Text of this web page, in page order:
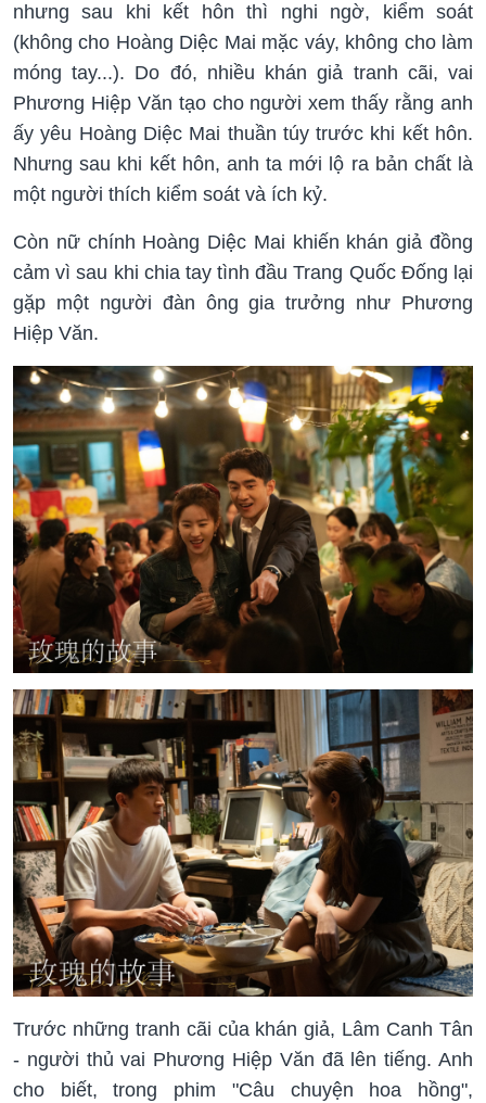
nhưng sau khi kết hôn thì nghi ngờ, kiểm soát
(không cho Hoàng Diệc Mai mặc váy, không cho làm
móng tay...). Do đó, nhiều khán giả tranh cãi, vai
Phương Hiệp Văn tạo cho người xem thấy rằng anh
ấy yêu Hoàng Diệc Mai thuần túy trước khi kết hôn.
Nhưng sau khi kết hôn, anh ta mới lộ ra bản chất là
một người thích kiểm soát và ích kỷ.
Còn nữ chính Hoàng Diệc Mai khiến khán giả đồng
cảm vì sau khi chia tay tình đầu Trang Quốc Đống lại
gặp một người đàn ông gia trưởng như Phương
Hiệp Văn.
Trước những tranh cãi của khán giả, Lâm Canh Tân
- người thủ vai Phương Hiệp Văn đã lên tiếng. Anh
cho biết, trong phim "Câu chuyện hoa hồng",